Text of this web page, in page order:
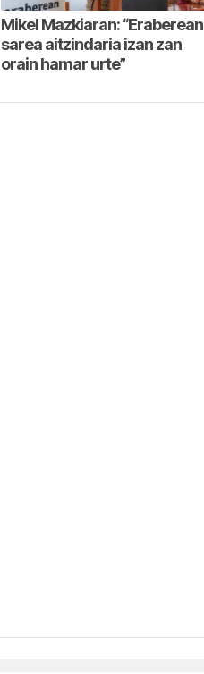
Mikel Mazkiaran: “Eraberean
sarea aitzindaria izan zan
orain hamar urte”